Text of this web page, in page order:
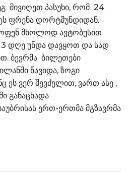
მივიღეთ პასუხი, რომ 24
ფრენა დორტმუნდიდან.
მხოლოდ ავტობუსით
დღე უნდა დავყოთ და სად
ბევრმა ბილეთები
წავიდა, ზოგი
ეს ვერ შევძელით, ვართ ასე ,
განაცხადა
ერთ-ერთმა მგზავრმა